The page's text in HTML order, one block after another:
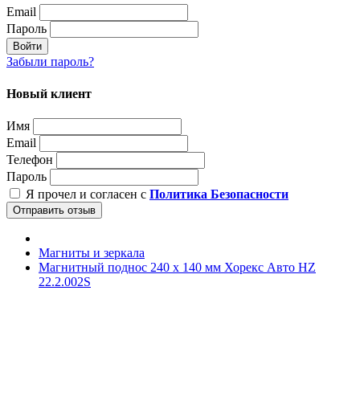
Email
Пароль
Войти
Забыли пароль?
Новый клиент
Имя
Email
Телефон
Пароль
Я прочел и согласен с Политика Безопасности
Отправить отзыв
Магниты и зеркала
Магнитный поднос 240 х 140 мм Хорекс Авто HZ
22.2.002S